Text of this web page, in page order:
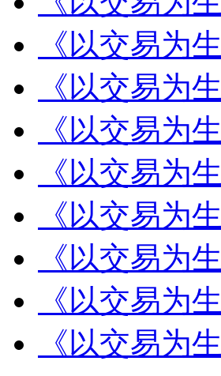
《以交易为
《以交易为
《以交易为
《以交易为
《以交易为
《以交易为
《以交易为
《以交易为